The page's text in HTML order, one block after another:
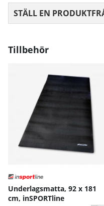
STÄLL EN
Tillbehör
Underlagsmatta, 92 x 181
cm, inSPORTline